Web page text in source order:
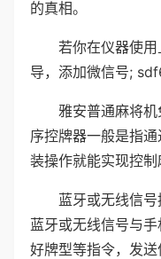
的真相。
若你在仪器使
导，添加微信号;
雅安普通麻将
序控牌器一般是指
装操作就能实现控制
蓝牙或无线信
蓝牙或无线信号与
好牌型等指令，发